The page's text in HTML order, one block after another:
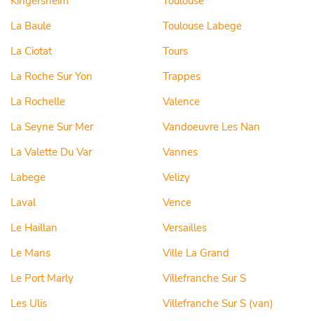
La Baule
La Ciotat
La Roche Sur Yon
La Rochelle
La Seyne Sur Mer
La Valette Du Var
Labege
Laval
Le Haillan
Le Mans
Le Port Marly
Les Ulis
Toulouse Labege
Tours
Trappes
Valence
Vandoeuvre Les Nan
Vannes
Velizy
Vence
Versailles
Ville La Grand
Villefranche Sur S
Villefranche Sur S (van)